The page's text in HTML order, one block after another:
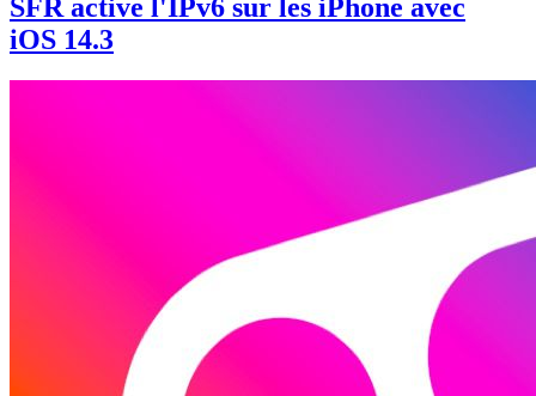
SFR active l'IPv6 sur les iPhone avec
iOS 14.3